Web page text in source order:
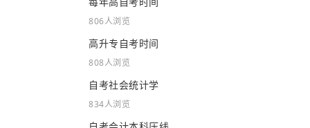
806人浏览
高升专自考时间
808人浏览
自考社会统计学
834人浏览